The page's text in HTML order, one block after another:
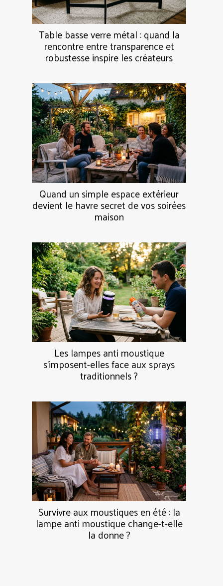
Table basse verre métal : quand la
rencontre entre transparence et
robustesse inspire les créateurs
Quand un simple espace extérieur
devient le havre secret de vos soirées
maison
Les lampes anti moustique
s’imposent-elles face aux sprays
traditionnels ?
Survivre aux moustiques en été : la
lampe anti moustique change-t-elle
la donne ?